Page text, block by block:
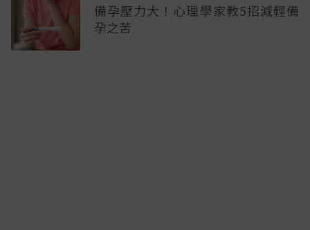
備孕壓力大！心理學家教5招減輕備
孕之苦